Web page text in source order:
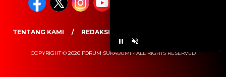
TENTANG KAMI REDAKSI
COPYRIGHT © 2026 FORUM SUKABUMI - ALL RIGHTS RESERVED